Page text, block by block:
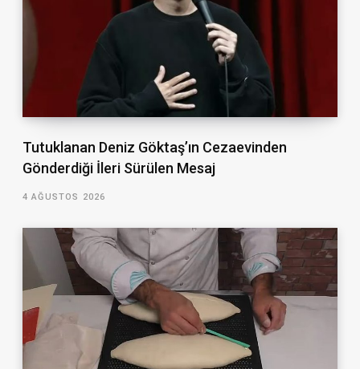
Tutuklanan Deniz Göktaş’ın Cezaevinden
Gönderdiği İleri Sürülen Mesaj
4 AĞUSTOS 2026